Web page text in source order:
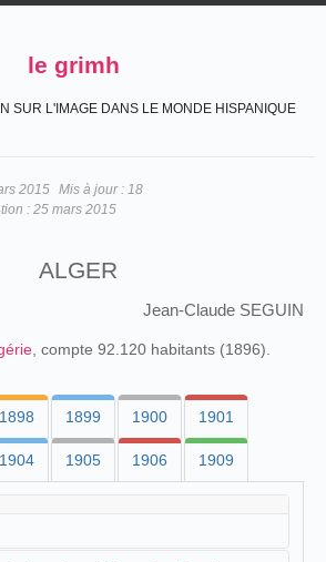
le grimh
SUR L'IMAGE DANS LE MONDE HISPANIQUE
2015 Mis à jour : 18
: 25 mars 2015
ALGER
Jean-Claude SEGUIN
, compte 92.120 habitants (1896).
1898 1899 1900 1901
1904 1905 1906 1909